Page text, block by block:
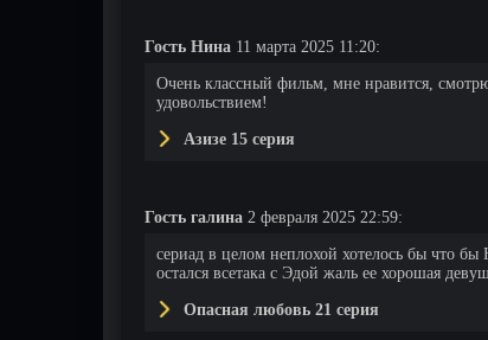
Гость Нина 11 марта 2025 11:20:
Очень классный фильм, мне нравится,
удовольствием!
Азизе 15 серия
Гость галина 2 февраля 2025 22:59:
сериад в целом неплохой хотелось бы что бы
остался всетака с Эдой жаль ее хорошая
Опасная любовь 21 серия